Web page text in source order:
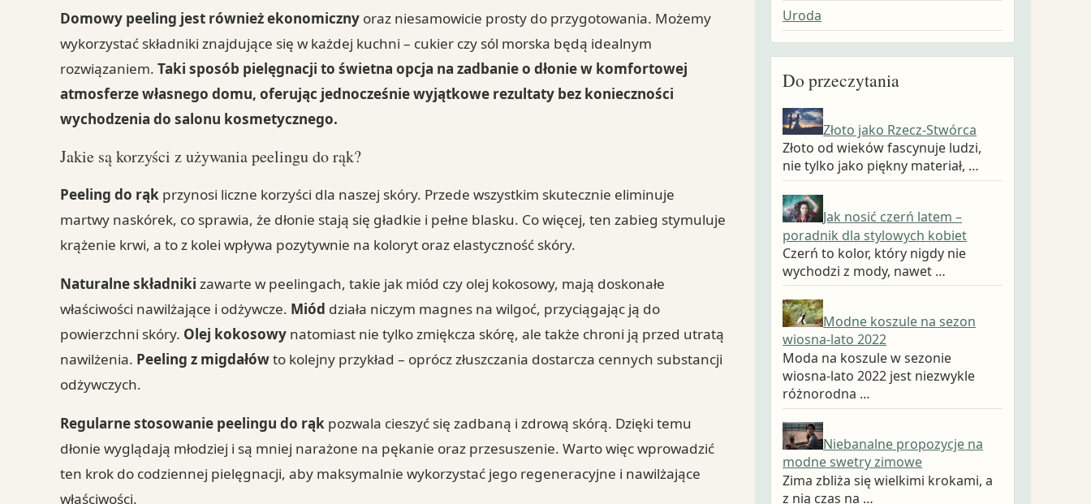
Domowy peeling jest również ekonomiczny oraz niesamowicie prosty do przygotowania. Możemy
wykorzystać składniki znajdujące się w każdej kuchni – cukier czy sól morska będą idealnym
rozwiązaniem.Taki sposób pielęgnacji to świetna opcja na zadbanie o dłonie w komfortowej
atmosferze własnego domu, oferując jednocześnie wyjątkowe rezultaty bez konieczności
wychodzenia do salonu kosmetycznego.
Jakie są korzyści z używania peelingu do rąk?
Peeling do rąk przynosi liczne korzyści dla naszej skóry. Przede wszystkim skutecznie eliminuje
martwy naskórek, co sprawia, że dłonie stają się gładkie i pełne blasku. Co więcej, ten zabieg stymuluje
krążenie krwi, a to z kolei wpływa pozytywnie na koloryt oraz elastyczność skóry.
Naturalne składniki zawarte w peelingach, takie jak miód czy olej kokosowy, mają doskonałe
właściwości nawilżające i odżywcze. Miód działa niczym magnes na wilgoć, przyciągając ją do
powierzchni skóry. Olej kokosowy natomiast nie tylko zmiękcza skórę, ale także chroni ją przed utratą
nawilżenia. Peeling z migdałówto kolejny przykład – oprócz złuszczania dostarcza cennych substancji
odżywczych.
Regularne stosowanie peelingu do rąk pozwala cieszyć się zadbaną i zdrową skórą. Dzięki temu
dłonie wyglądają młodziej i są mniej narażone na pękanie oraz przesuszenie. Warto więc wprowadzić
ten krok do codziennej pielęgnacji, aby maksymalnie wykorzystać jego regeneracyjne i nawilżające
właściwości.
Uroda
Do przeczytania
Złoto jako Rzecz-Stwórca
Złoto od wieków fascynuje ludzi,
nie tylko jako piękny materiał, …
Jak nosić czerń latem –
poradnik dla stylowych kobiet
Czerń to kolor, który nigdy nie
wychodzi z mody, nawet …
Modne koszule na sezon
wiosna-lato 2022
Moda na koszule w sezonie
wiosna-lato 2022 jest niezwykle
różnorodna …
Niebanalne propozycje na
modne swetry zimowe
Zima zbliża się wielkimi krokami, a
z nią czas na …